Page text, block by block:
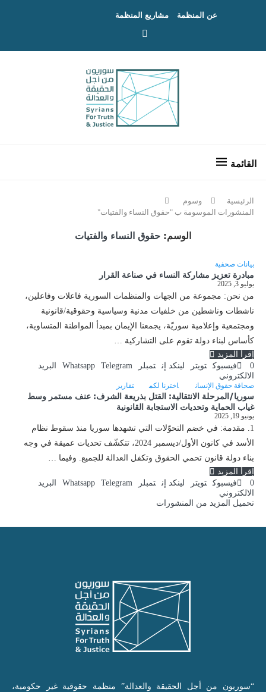
عن المنظمة مشاريع المنظمة
الرئيسية
وسوم
المنشورات الموسومة ب "حقوق النساء والفتيات"
الوسم: حقوق النساء والفتيات
بيانات صحفية
مبادرة تعزيز مشاركة النساء في صناعة القرار
يوليو 3, 2025
من نحن: مجموعة من الجهات والمنظمات السورية فاعلات وفاعلين،
ناشطات وناشطين من خلفيات مدنية وسياسية وحقوقية/قانونية
ومجتمعية وإعلامية سوريّة، يجمعنا الإيمان بمبدأ المواطنة المتساوية،
كأساس لبناء دولة تقوم على التشاركية …
إقرأ المزيد
0
فيسبوك تويتر لينكد إن تمبلر Whatsapp Telegram
البريد
الالكتروني
صحافة حقوق الإنسان اخترنا لكم تقارير
سوريا/المرحلة الانتقالية: القتل بذريعة الشرف: عنف مستمر وسط
غياب الحماية وتحديات الاستجابة القانونية
يونيو 19, 2025
1. مقدمة: في خضم التحوّلات التي تشهدها سوريا منذ سقوط نظام
الأسد في كانون الأول/ديسمبر 2024، تتكشّف تحديات عميقة في وجه
بناء دولة قانون تحمي الحقوق وتكفل العدالة للجميع. وفيما …
إقرأ المزيد
0
فيسبوك تويتر لينكد إن تمبلر Whatsapp Telegram
البريد
الالكتروني
تحميل المزيد من المنشورات
“سوريون من أجل الحقيقة والعدالة” منظمة حقوقية غير حكومية،